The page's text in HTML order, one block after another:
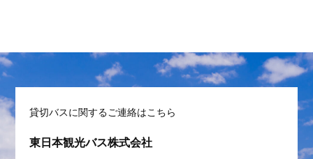
貸切バスに関するご連絡はこちら
東日本観光バス株式会社